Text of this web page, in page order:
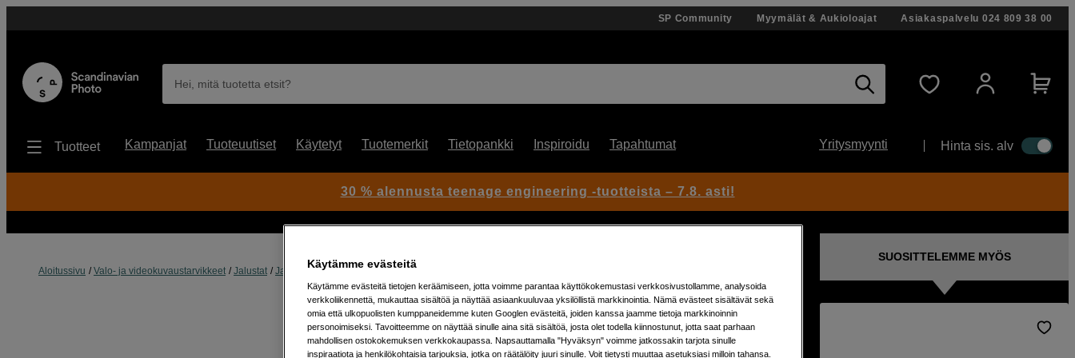
SP Community Myymälät & Aukioloajat Asiakaspalvelu 024 809 38 00
Hei, mitä tuotetta etsit?
Tuotteet Kampanjat Tuoteuutiset Käytetyt Tuotemerkit Tietopankki Inspiroidu Tapahtumat Yritysmyynti Hinta sis. alv
Aloitussivu Valo- ja videokuvaustarvikkeet Jalustat Jalustatarvikkeet Kameralevyt
Artikkeli: 316499
PL-100 -pikakiinnityslevy
SUOSITTELEMME MYÖS
30 % alennusta teenage engineering -tuotteista – 7.8. asti!
Käytämme evästeitä
Käytämme evästeitä tietojen keräämiseen, jotta voimme parantaa käyttökokemustasi verkkosivustollamme, analysoida
verkkoliikennettä, mukauttaa sisältöä ja näyttää asiaankuuluvaa yksilöllistä markkinointia. Nämä evästeet sisältävät sekä
omia että ulkopuolisten kumppaneidemme kuten Googlen evästeitä, joiden kanssa jaamme tietoja markkinoinnin
personoimiseksi. Tavoitteemme on näyttää sinulle aina sitä sisältöä, josta olet todella kiinnostunut, jotta saat parhaan
mahdollisen ostokokemuksen verkkokaupassa. Napsauttamalla "Hyväksyn" voimme jatkossakin tarjota sinulle
inspiraatiota ja henkilökohtaisia tarjouksia, jotka on räätälöity juuri sinulle. Voit tietysti muuttaa asetuksiasi milloin tahansa.